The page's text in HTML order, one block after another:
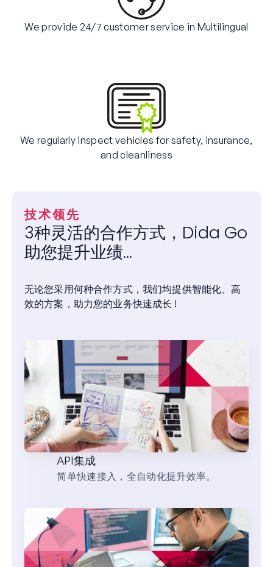
We provide 24/7 customer service in Multilingual
We regularly inspect vehicles for safety, insurance,
and cleanliness
技术领先
3种灵活的合作方式，Dida Go
助您提升业绩...
无论您采用何种合作方式，我们均提供智能化、高
效的方案，助力您的业务快速成长 !
API集成
简单快速接入，全自动化提升效率。